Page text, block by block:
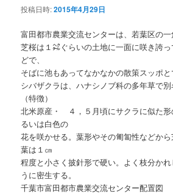
投稿日時:2015年4月29日
富田都市農業交流センターは、若葉区の一
芝桜は１㌶ぐらいの土地に一面に咲き誇
どで、
そばに池もあってなかなかの散策スッポと
シバザクラは、ハナシノブ科の多年草で別
（特徴）
北米原産・ ４，５月頃にサクラに似た形
るいは白色の
花を咲かせる。葉形やその匍匐性などから
葉は１㎝
程度と小さく披針形で硬い。よく枝分か
うに密生する。
千葉市富田都市農業交流センター配置図